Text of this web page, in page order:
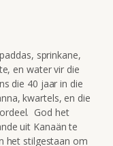
sprinkane,
en water vir die
die 40 jaar in die
kwartels, en die
God het
uit Kanaän te
het stilgestaan om